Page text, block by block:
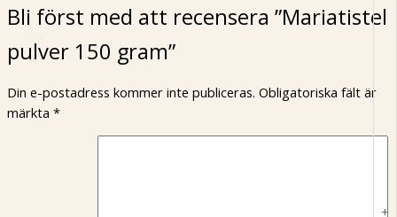
+
Bli först med att recensera ”Mariatistel
pulver 150 gram”
Din e-postadress kommer inte publiceras. Obligatoriska fält är
märkta *